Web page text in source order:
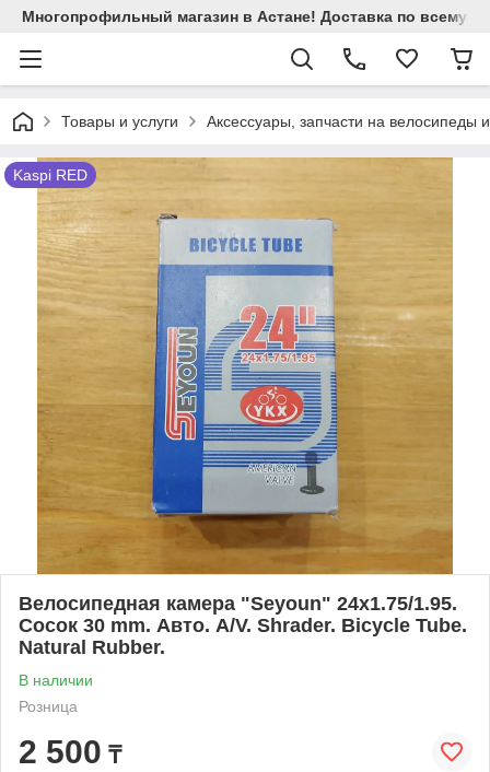
Многопрофильный магазин в Астане! Доставка по всему
Товары и услуги Аксессуары, запчасти на велосипеды
Kaspi RED
Велосипедная камера "Seyoun" 24x1.75/1.95.
Сосок 30 mm. Авто. A/V. Shrader. Bicycle Tube.
Natural Rubber.
В наличии
Розница
2 500 ₸